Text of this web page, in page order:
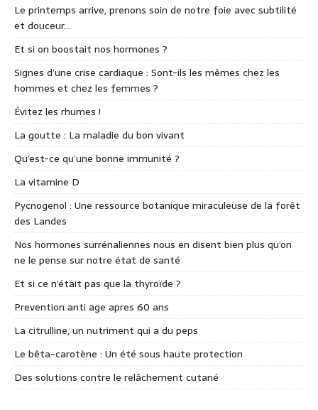
Le printemps arrive, prenons soin de notre foie avec subtilité
et douceur…
Et si on boostait nos hormones ?
Signes d’une crise cardiaque : Sont-ils les mêmes chez les
hommes et chez les femmes ?
Évitez les rhumes !
La goutte : La maladie du bon vivant
Qu’est-ce qu’une bonne immunité ?
La vitamine D
Pycnogenol : Une ressource botanique miraculeuse de la forêt
des Landes
Nos hormones surrénaliennes nous en disent bien plus qu’on
ne le pense sur notre état de santé
Et si ce n’était pas que la thyroïde ?
Prevention anti age apres 60 ans
La citrulline, un nutriment qui a du peps
Le bêta-carotène : Un été sous haute protection
Des solutions contre le relâchement cutané